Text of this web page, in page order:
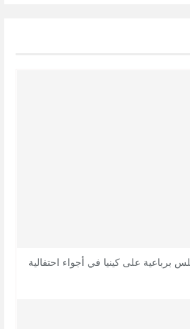
برباعية على كينيا في أجواء احتفالية